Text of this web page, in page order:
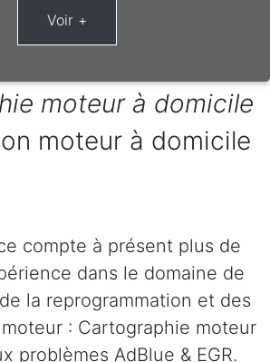
moteur à domicile
moteur à domicile
compte à présent plus de
dans le domaine de
la reprogrammation et des
: Cartographie moteur
problèmes AdBlue & EGR.